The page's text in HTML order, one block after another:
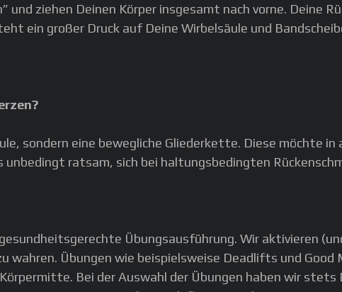
und ziehen Deinen Körper insgesamt nach vorne. Deine
ein großer Druck auf Deine Wirbelsäule und
sondern eine bewegliche Gliederkette. Diese möchte
ratsam, sich bei haltungsbedingten
Übungsausführung. Wir aktivieren
wahren. Übungen wie beispielsweise Deadlifts und Good
Bei der Auswahl der Übungen haben wir